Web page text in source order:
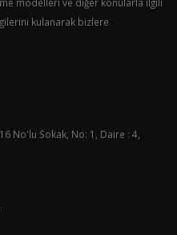
kulanarak bizlere
No'lu Sokak, No: 1, Daire : 4,